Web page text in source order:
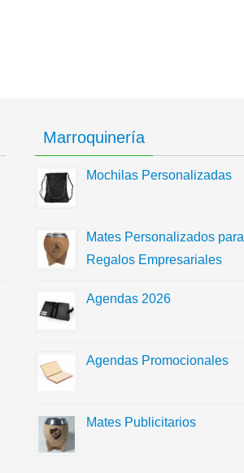
Marroquinería
Mochilas Personalizadas
Mates Personalizados para
Regalos Empresariales
Agendas 2026
Agendas Promocionales
Mates Publicitarios